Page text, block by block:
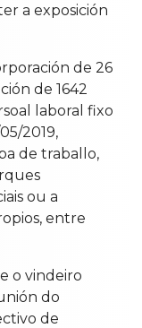
a exposición
de 26
de 1642
laboral fixo
2019,
de traballo,
ou a
entre
o vindeiro
do
de